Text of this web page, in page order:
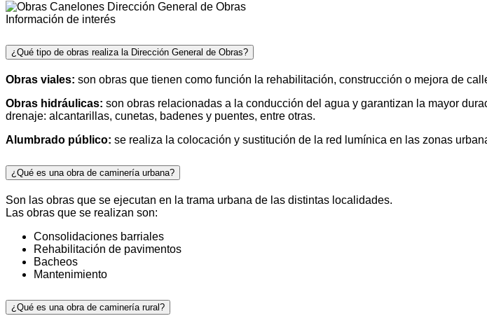
Dirección General de Obras
Información de interés
¿Qué tipo de obras realiza la Dirección General de Obras?
Obras viales: son obras que tienen como función la rehabilitación, construcción o mejora de
Obras hidráulicas: son obras relacionadas a la conducción del agua y garantizan la mayor
drenaje: alcantarillas, cunetas, badenes y puentes, entre otras.
Alumbrado público: se realiza la colocación y sustitución de la red lumínica en las zonas
¿Qué es una obra de caminería urbana?
Son las obras que se ejecutan en la trama urbana de las distintas localidades.
Las obras que se realizan son:
Consolidaciones barriales
Rehabilitación de pavimentos
Bacheos
Mantenimiento
¿Qué es una obra de caminería rural?